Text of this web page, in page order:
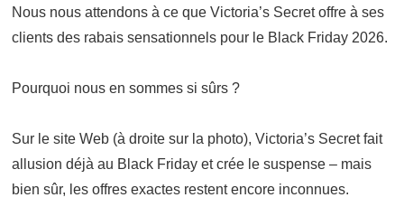
Nous nous attendons à ce que Victoria’s Secret offre à ses
clients des rabais sensationnels pour le Black Friday 2026.
Pourquoi nous en sommes si sûrs ?
Sur le site Web (à droite sur la photo), Victoria’s Secret fait
allusion déjà au Black Friday et crée le suspense – mais
bien sûr, les offres exactes restent encore inconnues.